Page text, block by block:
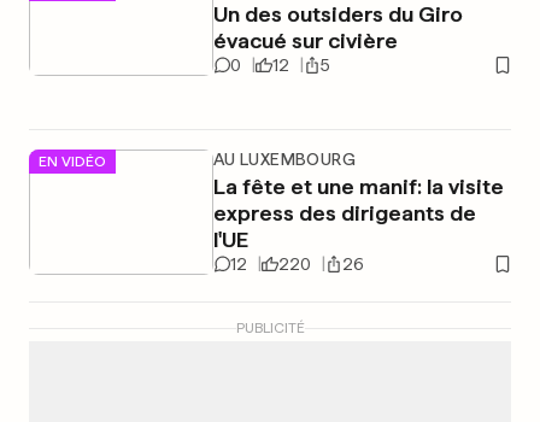
Un des outsiders du Giro
évacué sur civière
0 12 5
EN VIDÉO AU LUXEMBOURG
La fête et une manif: la visite
express des dirigeants de
l'UE
12 220 26
PUBLICITÉ